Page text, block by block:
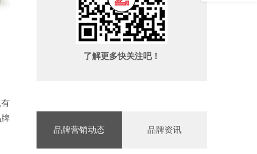
了解更多快关注吧！
品牌营销动态 品牌资讯